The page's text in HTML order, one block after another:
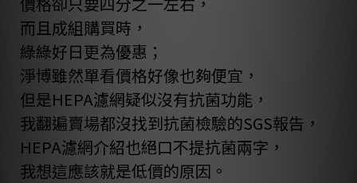
而且成組購買時，
綠綠好日更為優惠；
淨博雖然單看價格好像也夠便宜，
但是HEPA濾網疑似沒有抗菌功能，
我翻遍賣場都沒找到抗菌檢驗的SGS報告，
HEPA濾網介紹也絕口不提抗菌兩字，
我想這應該就是低價的原因。